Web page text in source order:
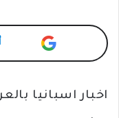
اخبار اسبانيا